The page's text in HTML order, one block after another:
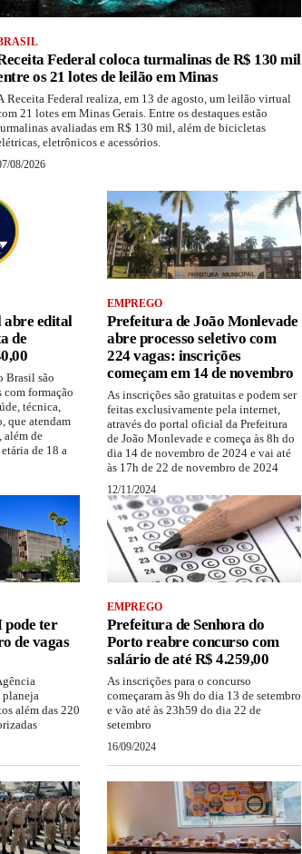
Federal coloca turmalinas de R$ 130 mil
os 21 lotes de leilão em Minas
Receita Federal realiza, em 13 de agosto, um leilão virtual
21 lotes em Minas Gerais. Entre os destaques estão
avaliadas em R$ 130 mil, além de bicicletas
eletrônicos e acessórios.
08/2026
edital
de
Brasil são
com formação
técnica,
que atendam
além de
de 18 a
EMPREGO
Prefeitura de João Monlevade
abre processo seletivo com
224 vagas: inscrições
começam em 14 de novembro
As inscrições são gratuitas e podem ser
feitas exclusivamente pela internet,
através do portal oficial da Prefeitura
de João Monlevade e começa às 8h do
dia 14 de novembro de 2024 e vai até
às 17h de 22 de novembro de 2024
12/11/2024
pode ter
de vagas
planeja
além das 220
EMPREGO
Prefeitura de Senhora do
Porto reabre concurso com
salário de até R$ 4.259,00
As inscrições para o concurso
começaram às 9h do dia 13 de setembro
e vão até às 23h59 do dia 22 de
setembro
16/09/2024